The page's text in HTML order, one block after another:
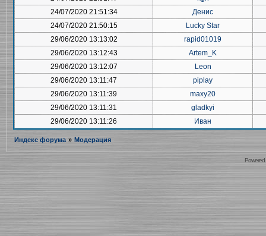
24/07/2020 21:51:34
Денис
24/07/2020 21:50:15
Lucky Star
29/06/2020 13:13:02
rapid01019
29/06/2020 13:12:43
Artem_K
29/06/2020 13:12:07
Leon
29/06/2020 13:11:47
piplay
29/06/2020 13:11:39
maxy20
29/06/2020 13:11:31
gladkyi
29/06/2020 13:11:26
Иван
Индекс форума » Модерация